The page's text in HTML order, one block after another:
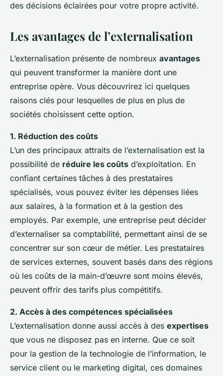
des décisions éclairées pour votre propre activité.
Les avantages de l’externalisation
L’externalisation présente de nombreux avantages
qui peuvent transformer la manière dont une
entreprise opère. Vous découvrirez ici quelques
raisons clés pour lesquelles de plus en plus de
sociétés choisissent cette option.
1. Réduction des coûts
L’un des principaux attraits de l’externalisation est la
possibilité de réduire les coûts d’exploitation. En
confiant certaines tâches à des prestataires
spécialisés, vous pouvez éviter les dépenses liées
aux salaires, à la formation et à la gestion des
employés. Par exemple, une entreprise peut décider
d’externaliser sa comptabilité, permettant ainsi de se
concentrer sur son cœur de métier. Les prestataires
de services externes, souvent basés dans des régions
où les coûts de la main-d’œuvre sont moins élevés,
peuvent offrir des tarifs plus compétitifs.
2. Accès à des compétences spécialisées
L’externalisation donne aussi accès à des expertises
que vous ne disposez pas en interne. Que ce soit
pour la gestion de la technologie de l’information, le
service client ou le marketing digital, ces domaines